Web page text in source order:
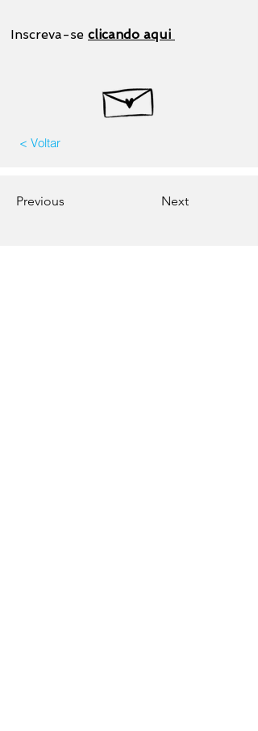
Inscreva-se clicando aqui
< Voltar
Previous Next